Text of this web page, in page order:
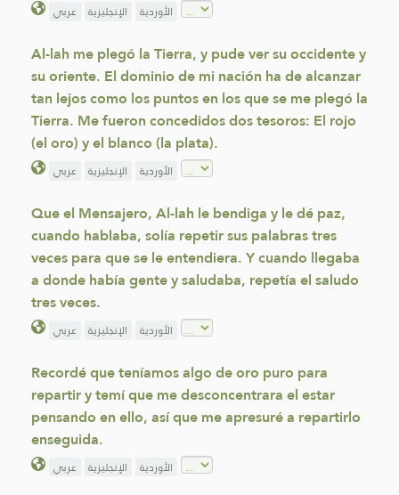
عربي الإنجليزية الأوردية
Al-lah me plegó la Tierra, y pude ver su occidente y
su oriente. El dominio de mi nación ha de alcanzar
tan lejos como los puntos en los que se me plegó la
Tierra. Me fueron concedidos dos tesoros: El rojo
(el oro) y el blanco (la plata).
عربي الإنجليزية الأوردية
Que el Mensajero, Al-lah le bendiga y le dé paz,
cuando hablaba, solía repetir sus palabras tres
veces para que se le entendiera. Y cuando llegaba
a donde había gente y saludaba, repetía el saludo
tres veces.
عربي الإنجليزية الأوردية
Recordé que teníamos algo de oro puro para
repartir y temí que me desconcentrara el estar
pensando en ello, así que me apresuré a repartirlo
enseguida.
عربي الإنجليزية الأوردية